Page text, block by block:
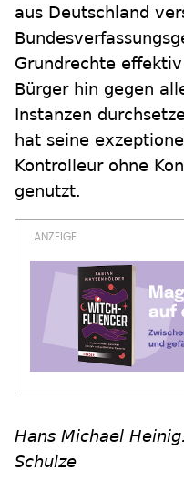
aus Deutschland
Grundrechte
Bürger hin gegen
Instanzen
hat seine
Kontrolleur ohne
genutzt.
Hans Michael
Schulze